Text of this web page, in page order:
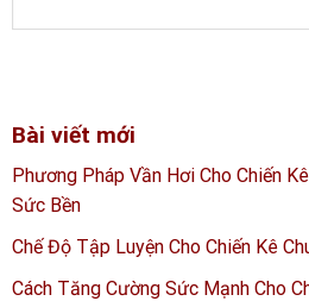
Bài viết mới
Phương Pháp Vần Hơi Cho Chiến
Sức Bền
Chế Độ Tập Luyện Cho Chiến Kê
Cách Tăng Cường Sức Mạnh Cho